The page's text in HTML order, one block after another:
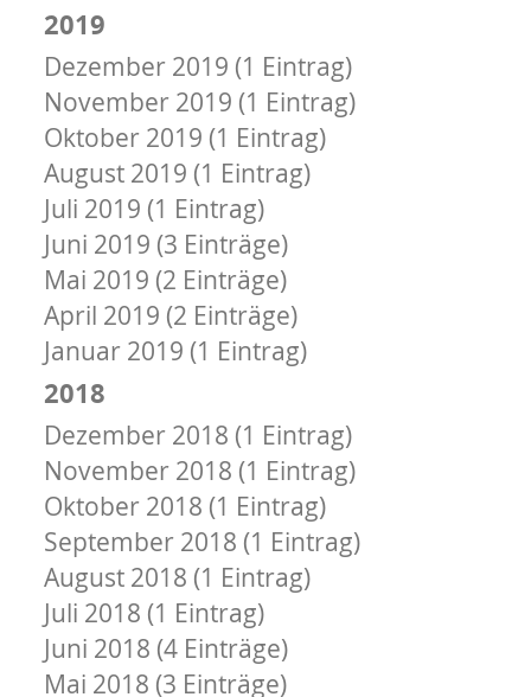
2019
Dezember 2019 (1 Eintrag)
November 2019 (1 Eintrag)
Oktober 2019 (1 Eintrag)
August 2019 (1 Eintrag)
Juli 2019 (1 Eintrag)
Juni 2019 (3 Einträge)
Mai 2019 (2 Einträge)
April 2019 (2 Einträge)
Januar 2019 (1 Eintrag)
2018
Dezember 2018 (1 Eintrag)
November 2018 (1 Eintrag)
Oktober 2018 (1 Eintrag)
September 2018 (1 Eintrag)
August 2018 (1 Eintrag)
Juli 2018 (1 Eintrag)
Juni 2018 (4 Einträge)
Mai 2018 (3 Einträge)